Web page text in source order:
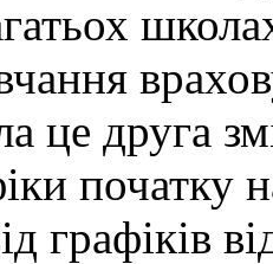
це друга
початку
графіків